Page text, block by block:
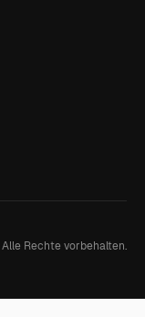
Alle Rechte vorbehalten.